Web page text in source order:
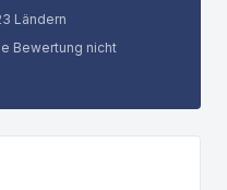
Ländern
Bewertung nicht